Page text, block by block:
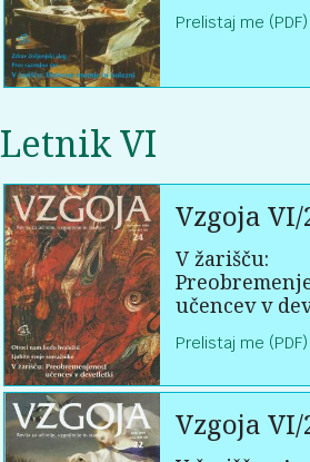
Prelistaj me (PDF)
Letnik VI
Vzgoja VI/
V žarišču:
učencev v
Prelistaj me (PDF)
Vzgoja VI/